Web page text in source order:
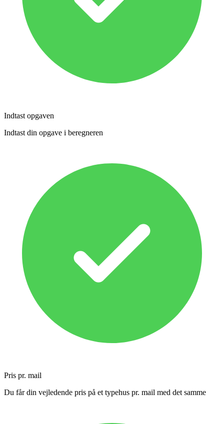
Indtast opgaven
Indtast din opgave i beregneren
Pris pr. mail
Du får din vejledende pris på et typehus pr. mail med det samme